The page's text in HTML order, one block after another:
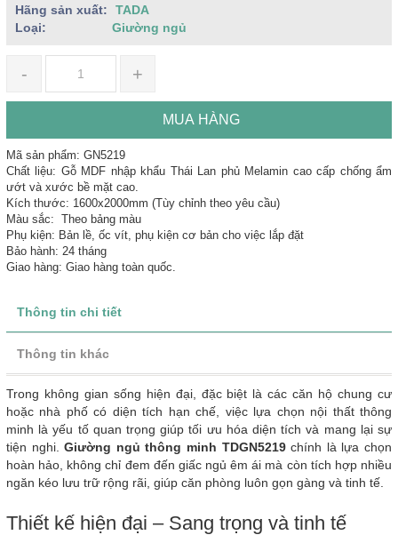
Hãng sản xuất:
TADA
Loại:
Giường ngủ
- +
MUA HÀNG
Mã sản phẩm: GN5219
Chất liệu: Gỗ MDF nhập khẩu Thái Lan phủ Melamin cao cấp chống ẩm
ướt và xước bề mặt cao.
Kích thước: 1600x2000mm (Tùy chỉnh theo yêu cầu)
Màu sắc: Theo bảng màu
Phụ kiện: Bản lề, ốc vít, phụ kiện cơ bản cho việc lắp đặt
Bảo hành: 24 tháng
Giao hàng: Giao hàng toàn quốc.
Thông tin chi tiết
Thông tin khác
Trong không gian sống hiện đại, đặc biệt là các căn hộ chung cư
hoặc nhà phố có diện tích hạn chế, việc lựa chọn nội thất thông
minh là yếu tố quan trọng giúp tối ưu hóa diện tích và mang lại sự
tiện nghi.Giường ngủ thông minh TDGN5219chính là lựa chọn
hoàn hảo, không chỉ đem đến giấc ngủ êm ái mà còn tích hợp nhiều
ngăn kéo lưu trữ rộng rãi, giúp căn phòng luôn gọn gàng và tinh tế.
Thiết kế hiện đại – Sang trọng và tinh tế